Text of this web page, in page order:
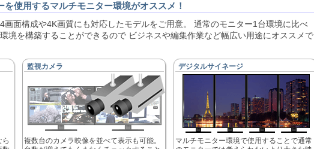
使用するマルチモニター環境がオススメ！
画面構成や4K画質にも対応したモデルをご用意。 通常のモニター1台環境に比べ
境を構築することができるので ビジネスや編集作業など幅広い用途にオススメで
ら
監視カメラ
複数台のカメラ映像を並べて表示も可能。
デジタルサイネージ
マルチモニター環境で使用することで通常